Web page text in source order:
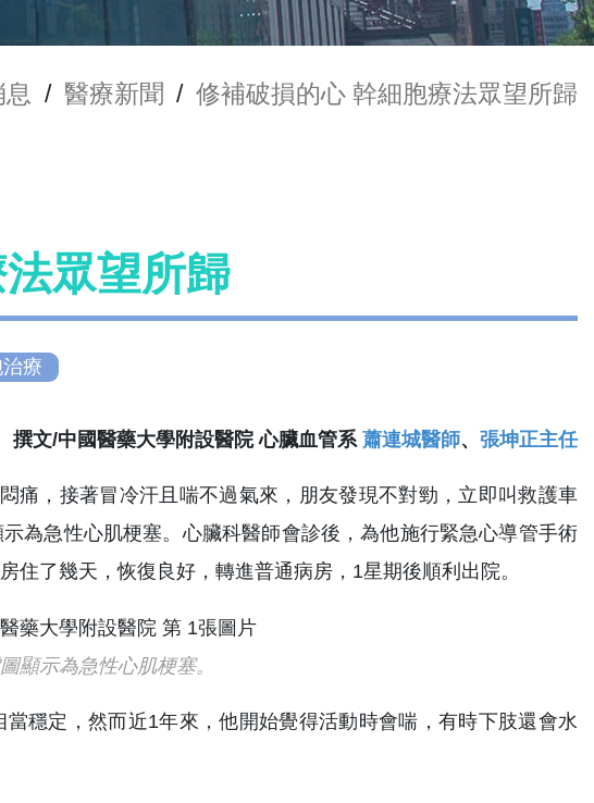
息 / 醫療新聞 / 修補破損的心 幹細胞療法眾望所歸
眾望所歸
療
撰文/中國醫藥大學附設醫院 心臟血管系 蕭連城醫師、 張坤正主任
痛，接著冒冷汗且喘不過氣來，朋友發現不對勁，立即叫救護車
為急性心肌梗塞。心臟科醫師會診後，為他施行緊急心導管手術
住了幾天，恢復良好，轉進普通病房，1星期後順利出院。
顯示為急性心肌梗塞。
穩定，然而近1年來，他開始覺得活動時會喘，有時下肢還會水